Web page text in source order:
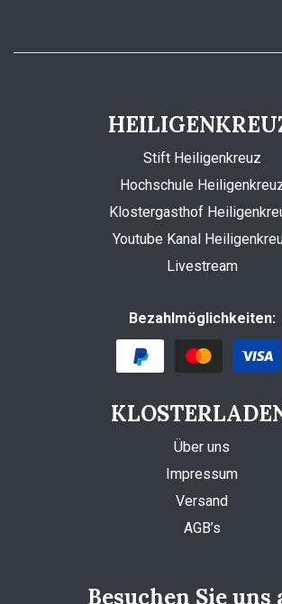
Stift Heiligenkreuz
Hochschule
Klostergasthof
Youtube Kanal
Livestream
Bezahlmöglichkeiten:
Über uns
Impressum
Versand
AGB’s
Besuchen Sie uns